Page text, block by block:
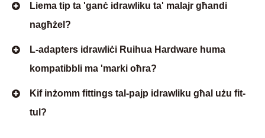
Liema tip ta 'ganċ idrawliku ta' malajr għandi
nagħżel?
L-adapters idrawliċi Ruihua Hardware huma
kompatibbli ma 'marki oħra?
Kif inżomm fittings tal-pajp idrawliku għal użu fit-
tul?